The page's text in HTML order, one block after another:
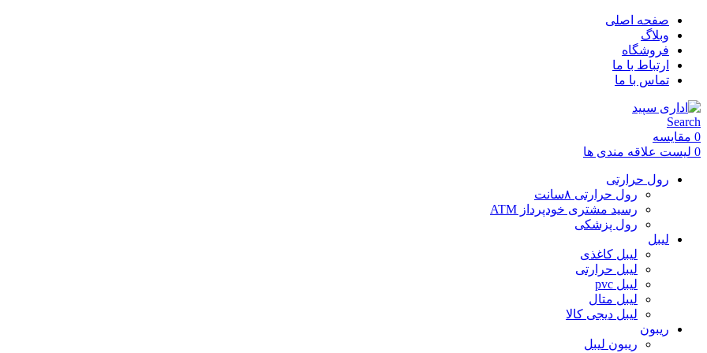
صفحه اصلی
وبلاگ
فروشگاه
ارتباط با ما
تماس با ما
Search
0 مقایسه
0 لیست علاقه مندی ها
رول حرارتی
رول حرارتی ۸سانت
رسید مشتری خودپرداز ATM
رول پزشکی
لیبل
لیبل کاغذی
لیبل حرارتی
لیبل pvc
لیبل متال
لیبل دیجی کالا
ریبون
ریبون لیبل